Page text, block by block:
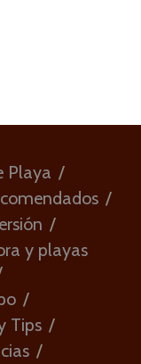
Playa
y playas
Tips